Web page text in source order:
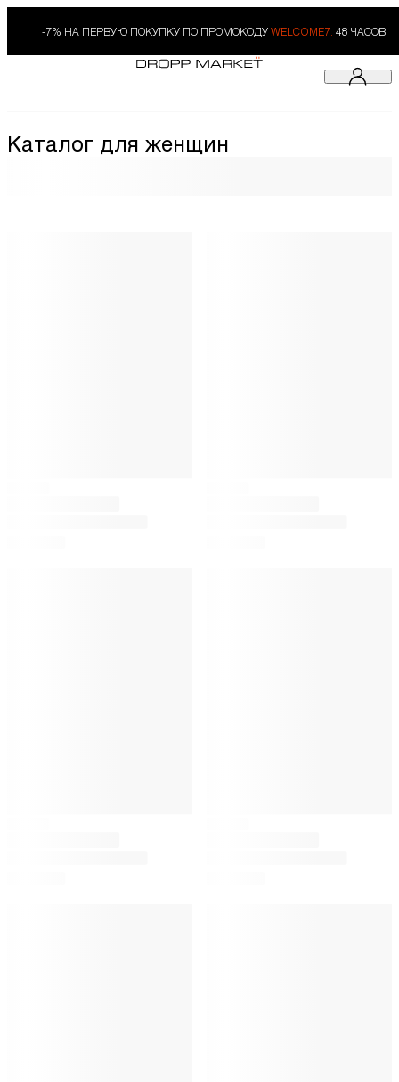
-7% НА ПЕРВУЮ ПОКУПКУ ПО ПРОМОКОДУ WELCOME7. 48 ЧАСОВ
Каталог для женщин